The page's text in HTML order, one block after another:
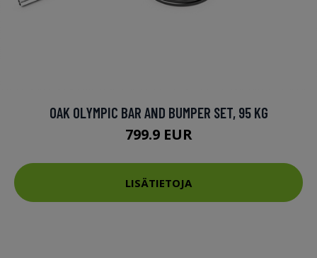
OAK OLYMPIC BAR AND BUMPER SET, 95 KG
799.9 EUR
LISÄTIETOJA